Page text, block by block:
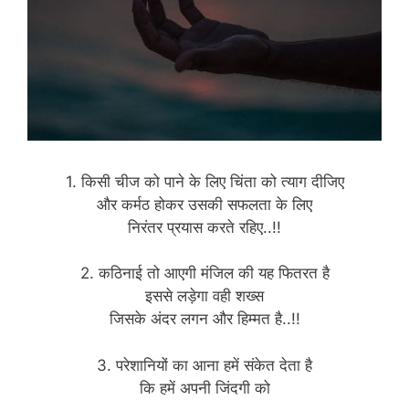
1. किसी चीज को पाने के लिए चिंता को त्याग दीजिए
और कर्मठ होकर उसकी सफलता के लिए
निरंतर प्रयास करते रहिए..!!
2. कठिनाई तो आएगी मंजिल की यह फितरत है
इससे लड़ेगा वही शख्स
जिसके अंदर लगन और हिम्मत है..!!
3. परेशानियों का आना हमें संकेत देता है
कि हमें अपनी जिंदगी को